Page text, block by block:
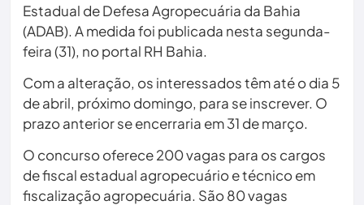
Estadual de Defesa Agropecuária da Bahia
(ADAB). A medida foi publicada nesta segunda-
feira (31), no portal RH Bahia.
Com a alteração, os interessados têm até o dia 5
de abril, próximo domingo, para se inscrever. O
prazo anterior se encerraria em 31 de março.
O concurso oferece 200 vagas para os cargos
de fiscal estadual agropecuário e técnico em
fiscalização agropecuária. São 80 vagas